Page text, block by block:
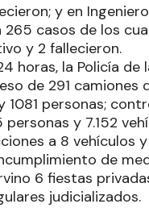
y en
casos de los
y 2 fallecieron.
horas, la Policía de
de 291 camiones
1081 personas;
personas y 7.152
a 8 vehículos
de
6 fiestas
judicializados.